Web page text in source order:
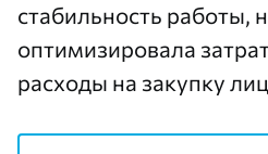
стабильность работы,
оптимизировала
расходы на закупку